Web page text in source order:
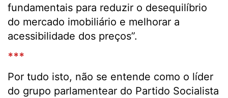
fundamentais para reduzir o desequilíbrio
do mercado imobiliário e melhorar a
acessibilidade dos preços”.
***
Por tudo isto, não se entende como o líder
do grupo parlamentear do Partido Socialista